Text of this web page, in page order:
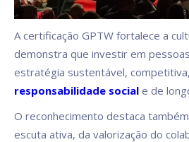
A certificação GPTW fortalece a
demonstra que investir em
estratégia sustentável,
responsabilidade social e de
O reconhecimento destaca
escuta ativa, da valorização do